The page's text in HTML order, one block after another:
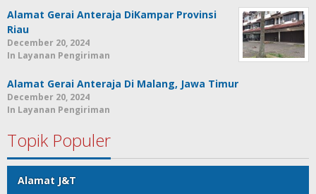
Alamat Gerai Anteraja DiKampar Provinsi
Riau
December 20, 2024
In Layanan Pengiriman
Alamat Gerai Anteraja Di Malang, Jawa Timur
December 20, 2024
In Layanan Pengiriman
Topik Populer
Alamat J&T